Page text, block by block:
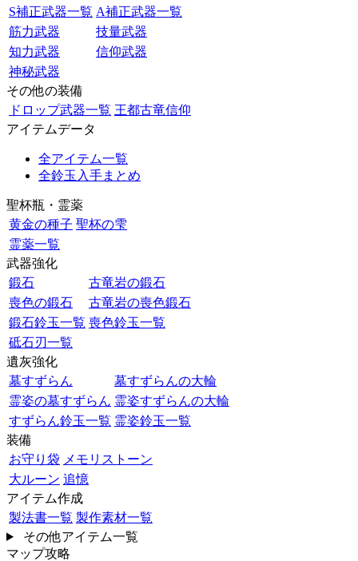
S補正武器一覧 A補正武器一覧
筋力武器
技量武器
知力武器
信仰武器
神秘武器
その他の装備
ドロップ武器一覧 王都古竜信仰
アイテムデータ
全アイテム一覧
全鈴玉入手まとめ
聖杯瓶・霊薬
黄金の種子 聖杯の雫
霊薬一覧
武器強化
鍛石
古竜岩の鍛石
喪色の鍛石
古竜岩の喪色鍛石
鍛石鈴玉一覧 喪色鈴玉一覧
砥石刃一覧
遺灰強化
墓すずらん
墓すずらんの大輪
霊姿の墓すずらん 霊姿すずらんの大輪
すずらん鈴玉一覧 霊姿鈴玉一覧
装備
お守り袋 メモリストーン
大ルーン 追憶
アイテム作成
製法書一覧 製作素材一覧
その他アイテム一覧
マップ攻略